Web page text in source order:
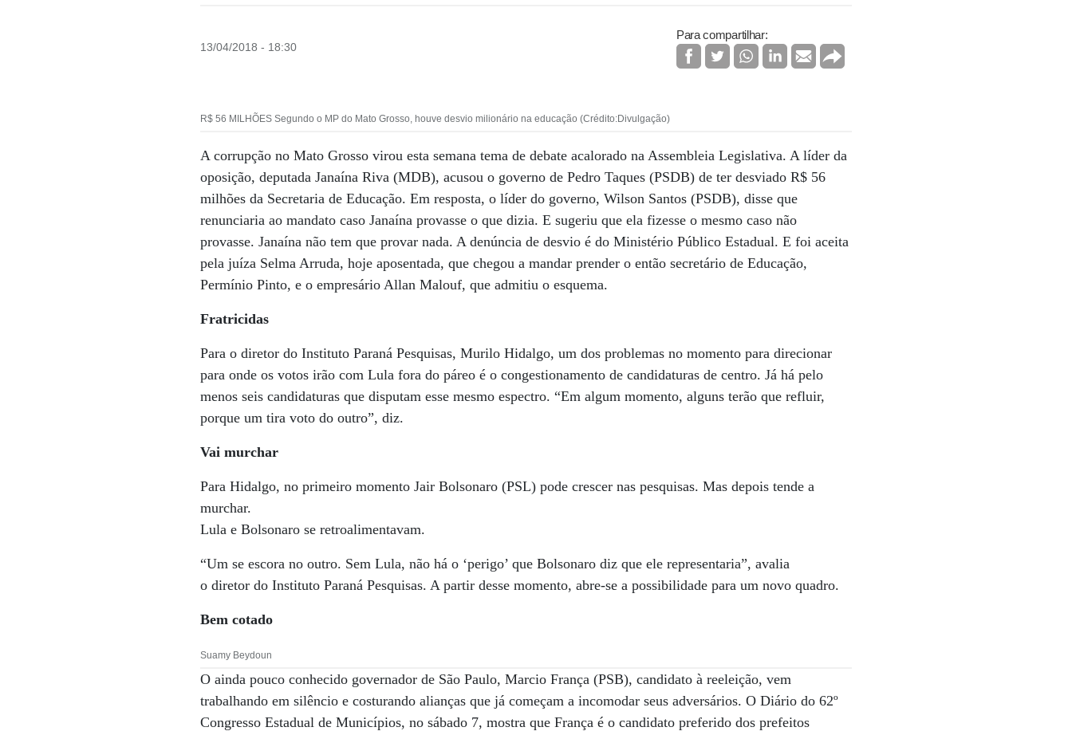
13/04/2018 - 18:30
Para compartilhar:
R$ 56 MILHÕES Segundo o MP do Mato Grosso, houve desvio milionário na educação (Crédito:Divulgação)
A corrupção no Mato Grosso virou esta semana tema de debate acalorado na Assembleia Legislativa. A líder da
oposição, deputada Janaína Riva (MDB), acusou o governo de Pedro Taques (PSDB) de ter desviado R$ 56
milhões da Secretaria de Educação. Em resposta, o líder do governo, Wilson Santos (PSDB), disse que
renunciaria ao mandato caso Janaína provasse o que dizia. E sugeriu que ela fizesse o mesmo caso não
provasse. Janaína não tem que provar nada. A denúncia de desvio é do Ministério Público Estadual. E foi aceita
pela juíza Selma Arruda, hoje aposentada, que chegou a mandar prender o então secretário de Educação,
Permínio Pinto, e o empresário Allan Malouf, que admitiu o esquema.
Fratricidas
Para o diretor do Instituto Paraná Pesquisas, Murilo Hidalgo, um dos problemas no momento para direcionar
para onde os votos irão com Lula fora do páreo é o congestionamento de candidaturas de centro. Já há pelo
menos seis candidaturas que disputam esse mesmo espectro. “Em algum momento, alguns terão que refluir,
porque um tira voto do outro”, diz.
Vai murchar
Para Hidalgo, no primeiro momento Jair Bolsonaro (PSL) pode crescer nas pesquisas. Mas depois tende a
murchar.
Lula e Bolsonaro se retroalimentavam.
“Um se escora no outro. Sem Lula, não há o ‘perigo’ que Bolsonaro diz que ele representaria”, avalia
o diretor do Instituto Paraná Pesquisas. A partir desse momento, abre-se a possibilidade para um novo quadro.
Bem cotado
Suamy Beydoun
O ainda pouco conhecido governador de São Paulo, Marcio França (PSB), candidato à reeleição, vem
trabalhando em silêncio e costurando alianças que já começam a incomodar seus adversários. O Diário do 62º
Congresso Estadual de Municípios, no sábado 7, mostra que França é o candidato preferido dos prefeitos